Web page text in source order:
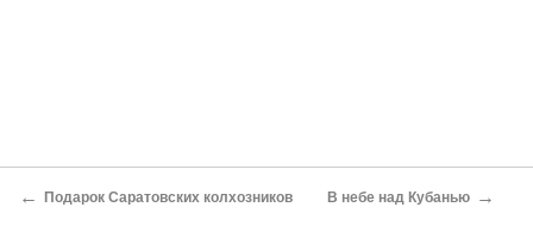
← Подарок Саратовских колхозников В небе над Кубанью →